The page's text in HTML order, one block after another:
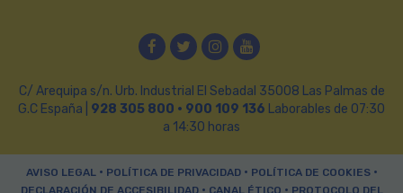
FacebookTwitterInstagram
YouTube
C/ Arequipa s/n. Urb. Industrial El Sebadal 35008 Las Palmas de
G.C España | 928 305 800 · 900 109 136 Laborables de 07:30
a 14:30 horas
AVISO LEGAL• POLÍTICA DE PRIVACIDAD• POLÍTICA DE COOKIES•
DECLARACIÓN DE ACCESIBILIDAD• CANAL ÉTICO • PROTOCOLO DEL